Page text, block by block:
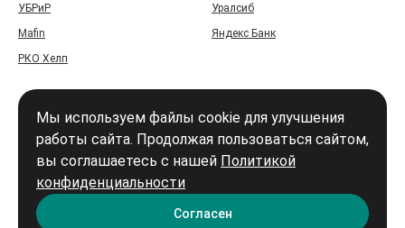
УБРиР
Уралсиб
Mafin
Яндекс Банк
РКО Хелп
Карта сайта
Мы используем файлы cookie для улучшения
работы сайта. Продолжая пользоваться сайтом,
вы соглашаетесь с нашей Политикой
конфиденциальности
Согласен